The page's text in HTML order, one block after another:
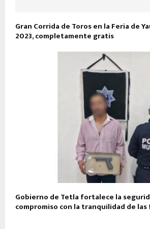
Gran Corrida de Toros en la Feria de
2023, completamente gratis
Gobierno de Tetla fortalece la
compromiso con la tranquilidad de